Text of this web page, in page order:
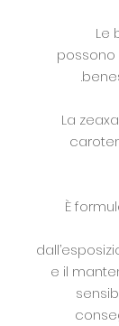
Le
La
È
e il